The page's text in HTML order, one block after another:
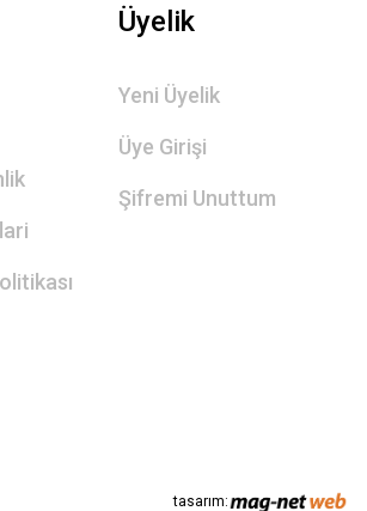
Üyelik
Yeni Üyelik
Üye Girişi
Şifremi Unuttum
tasarım: